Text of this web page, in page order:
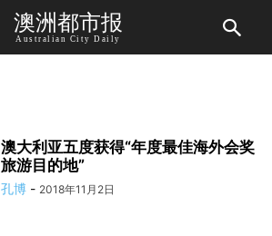
澳洲都市报
Australian City Daily
澳大利亚五度获得“年度最佳海外会奖
旅游目的地”
孔博 - 2018年11月2日